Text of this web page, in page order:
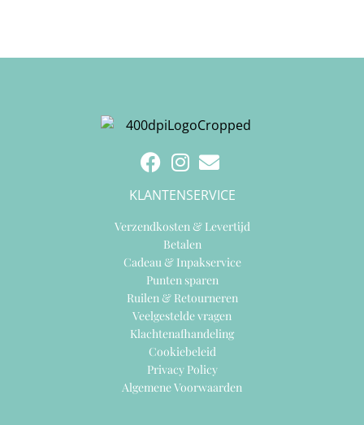
KLANTENSERVICE
Verzendkosten & Levertijd
Betalen
Cadeau & Inpakservice
Punten sparen
Ruilen & Retourneren
Veelgestelde vragen
Klachtenafhandeling
Cookiebeleid
Privacy Policy
Algemene Voorwaarden